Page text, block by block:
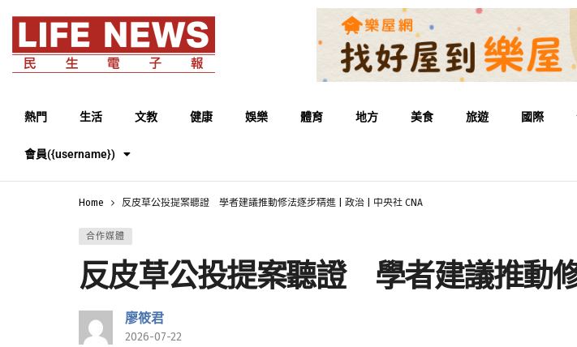
熱門 生活 文教 健康 娛樂 體育 地方 美食 旅遊 國際
會員({username})
Home 反皮草公投提案聽證 學者建議推動修法逐步精進 | 政治 | 中央社 CNA
合作媒體
反皮草公投提案聽證 學者建議推動
廖筱君
2026-07-22